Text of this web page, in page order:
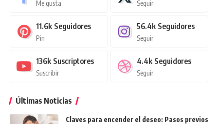
Me gusta Seguir
11.6k Seguidores
Pin
56.4k Seguidores
Seguir
136k Suscriptores
Suscribir
4.4k Seguidores
Seguir
Últimas Noticias
Claves para encender el deseo: Pasos previos